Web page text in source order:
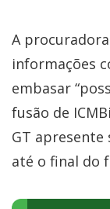
A
informações
embasar
fusão de
GT
até o final do